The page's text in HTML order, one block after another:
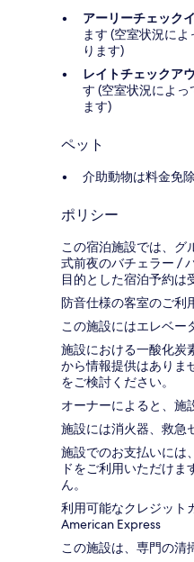
アーリーチェック
ます (空室状況に
ります)
レイトチェックア
す (空室状況によ
ます)
ペット
介助動物は料金免除
ポリシー
この宿泊施設では、グ
式前夜のバチェラー /
目的とした宿泊予約は
防音仕様の客室のご利
この施設にはエレベー
施設における一酸化炭
から情報提供はありま
をご検討ください。
オーナーによると、施
施設には消火器、救急
施設でのお支払いには
ドをご利用いただけ
ん。
利用可能なクレジット
American Express
この施設は、専門の清